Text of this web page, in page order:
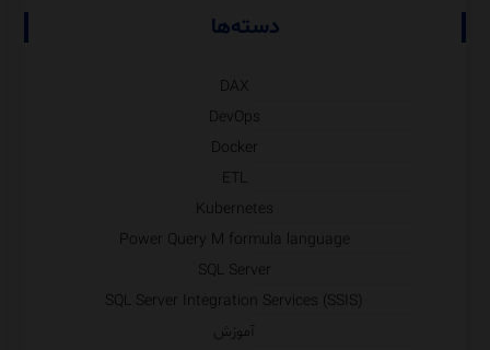
دسته‌ها
DAX
DevOps
Docker
ETL
Kubernetes
Power Query M formula language
SQL Server
SQL Server Integration Services (SSIS)
آموزش